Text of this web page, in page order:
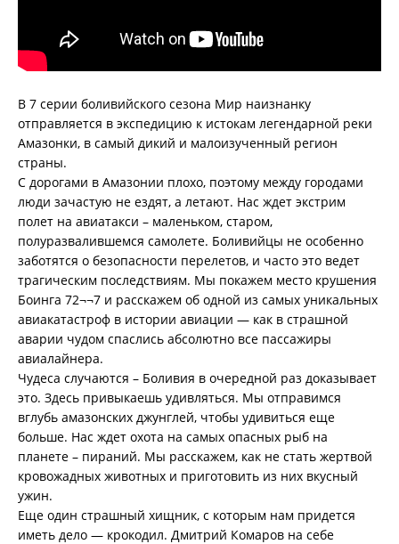
В 7 серии боливийского сезона Мир наизнанку
отправляется в экспедицию к истокам легендарной реки
Амазонки, в самый дикий и малоизученный регион
страны.
С дорогами в Амазонии плохо, поэтому между городами
люди зачастую не ездят, а летают. Нас ждет экстрим
полет на авиатакси – маленьком, старом,
полуразвалившемся самолете. Боливийцы не особенно
заботятся о безопасности перелетов, и часто это ведет
трагическим последствиям. Мы покажем место крушения
Боинга 72¬¬7 и расскажем об одной из самых уникальных
авиакатастроф в истории авиации — как в страшной
аварии чудом спаслись абсолютно все пассажиры
авиалайнера.
Чудеса случаются – Боливия в очередной раз доказывает
это. Здесь привыкаешь удивляться. Мы отправимся
вглубь амазонских джунглей, чтобы удивиться еще
больше. Нас ждет охота на самых опасных рыб на
планете – пираний. Мы расскажем, как не стать жертвой
кровожадных животных и приготовить из них вкусный
ужин.
Еще один страшный хищник, с которым нам придется
иметь дело — крокодил. Дмитрий Комаров на себе